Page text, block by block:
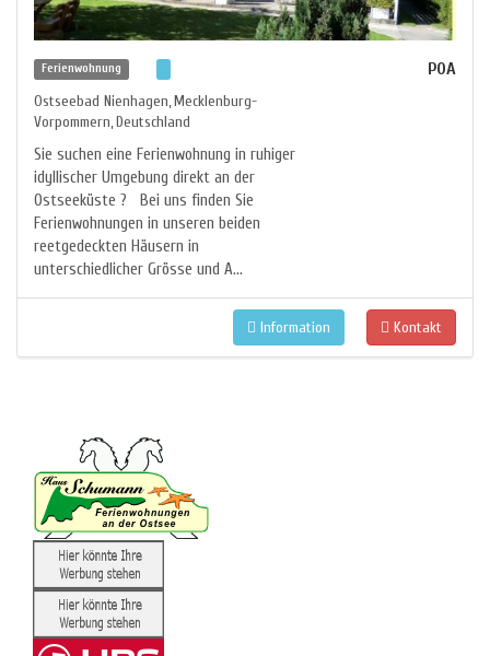
Ferienwohnung
Ostseebad Nienhagen Mecklenburg-
Vorpommern Deutschland
Sie suchen eine Ferienwohnung in ruhiger
idyllischer Umgebung direkt an der
Ostseeküste ? Bei uns finden Sie
Ferienwohnungen in unseren beiden
reetgedeckten Häusern in
unterschiedlicher Grösse und A...
POA
Kontakt
Information